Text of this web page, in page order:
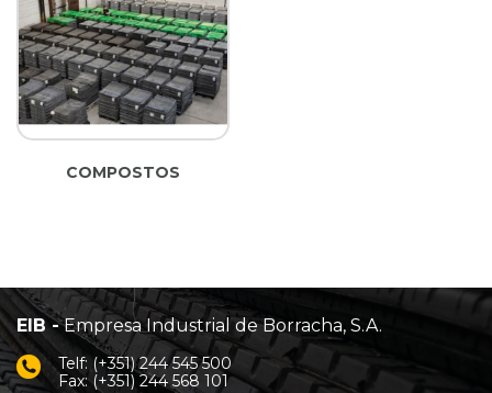
COMPOSTOS
EIB -Empresa Industrial de Borracha, S.A.
Telf: (+351) 244 545 500
Fax: (+351) 244 568 101